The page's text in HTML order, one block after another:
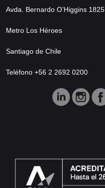
Avda. Bernardo O’Higgins 1825
Metro Los Héroes
Santiago de Chile
Teléfono +56 2 2692 0200